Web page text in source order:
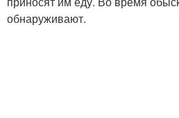
обнаруживают.